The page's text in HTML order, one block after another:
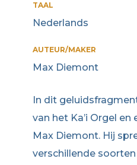
TAAL
Nederlands
AUTEUR/MAKER
Max Diemont
In dit
van het Ka’i Orgel en
Max Diemont. Hij
verschillende